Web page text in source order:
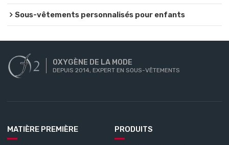
Sous-vêtements personnalisés pour enfants
OXYGÈNE DE LA MODE
DEPUIS 2014, EXPERT EN SOUS-VÊTEMENTS
MATIÈRE PREMIÈRE PRODUITS